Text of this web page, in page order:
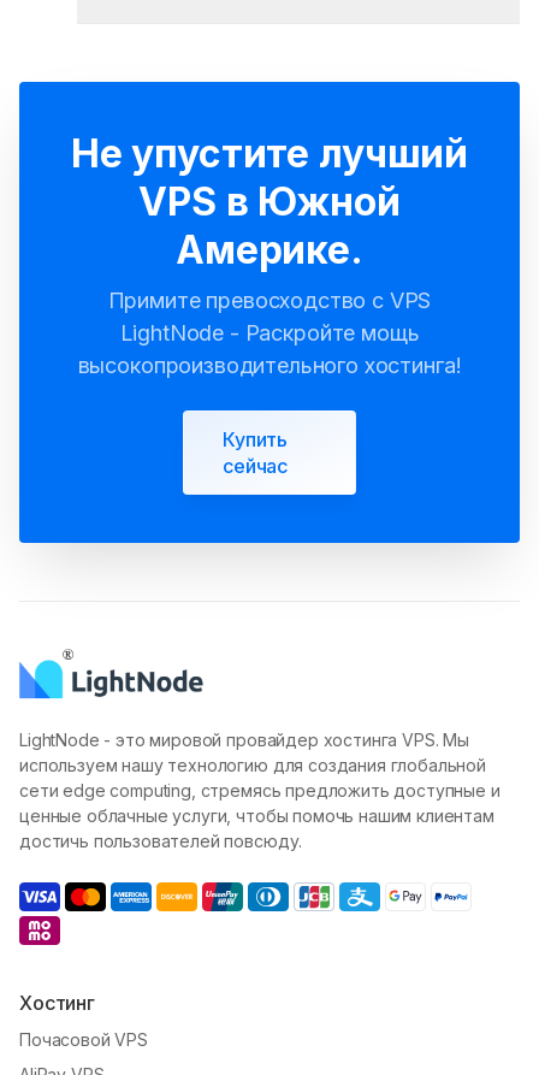
Не упустите лучший
VPS в Южной
Америке.
Примите превосходство с VPS
LightNode - Раскройте мощь
высокопроизводительного хостинга!
Купить
сейчас
LightNode - это мировой провайдер хостинга VPS. Мы
используем нашу технологию для создания глобальной
сети edge computing, стремясь предложить доступные и
ценные облачные услуги, чтобы помочь нашим клиентам
достичь пользователей повсюду.
Хостинг
Почасовой VPS